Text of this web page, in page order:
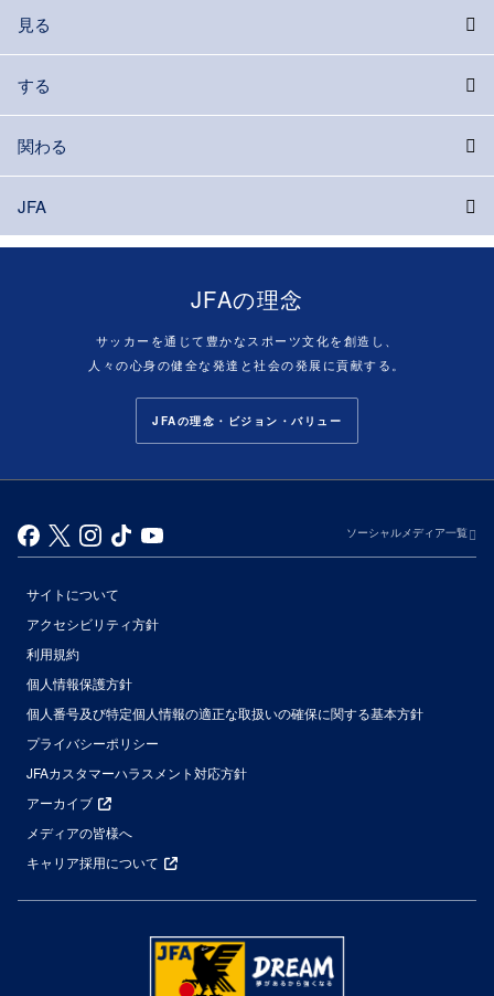
見る
する
関わる
JFA
JFAの理念
サッカーを通じて豊かなスポーツ文化を創造し、
人々の心身の健全な発達と社会の発展に貢献する。
JFAの理念・ビジョン・バリュー
ソーシャルメディア一覧
サイトについて
アクセシビリティ方針
利用規約
個人情報保護方針
個人番号及び特定個人情報の適正な取扱いの確保に関する基本方針
プライバシーポリシー
JFAカスタマーハラスメント対応方針
アーカイブ
メディアの皆様へ
キャリア採用について